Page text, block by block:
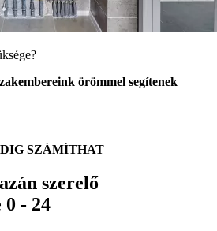
örömmel segítenek
SZÁMÍTHAT
szerelő
0 - 24